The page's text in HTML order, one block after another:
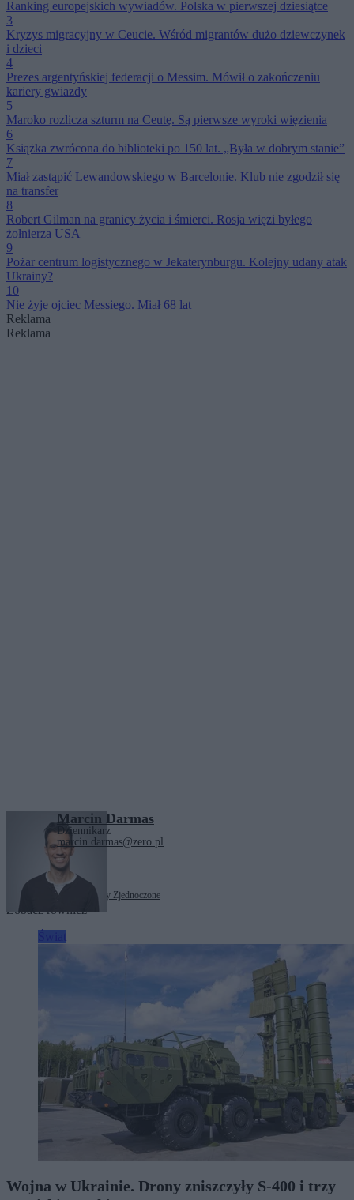
Ranking europejskich wywiadów. Polska w pierwszej dziesiątce
3
Kryzys migracyjny w Ceucie. Wśród migrantów dużo dziewczynek
i dzieci
4
Prezes argentyńskiej federacji o Messim. Mówił o zakończeniu
kariery gwiazdy
5
Maroko rozlicza szturm na Ceutę. Są pierwsze wyroki więzienia
6
Książka zwrócona do biblioteki po 150 lat. „Była w dobrym stanie”
7
Miał zastąpić Lewandowskiego w Barcelonie. Klub nie zgodził się
na transfer
8
Robert Gilman na granicy życia i śmierci. Rosja więzi byłego
żołnierza USA
9
Pożar centrum logistycznego w Jekaterynburgu. Kolejny udany atak
Ukrainy?
10
Nie żyje ojciec Messiego. Miał 68 lat
Reklama
Reklama
Marcin Darmas
Dziennikarz
marcin.darmas@zero.pl
Tagi: Iran Stany Zjednoczone
Zobacz również
Wojna w Ukrainie. Drony zniszczyły S-400 i trzy